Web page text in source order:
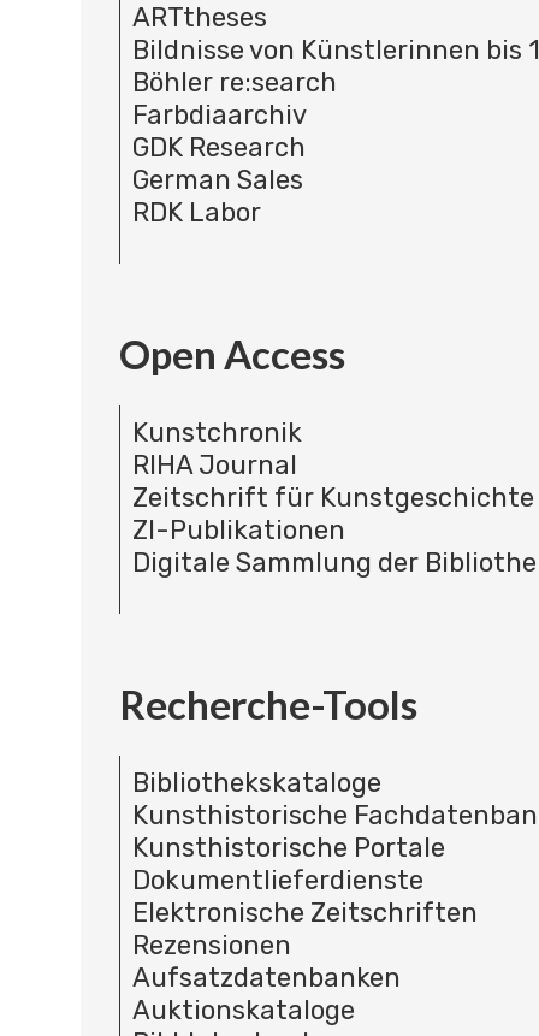
ARTtheses
Bildnisse von Künstlerinnen bis
Böhler re:search
Farbdiaarchiv
GDK Research
German Sales
RDK Labor
Open Access
Kunstchronik
RIHA Journal
Zeitschrift für Kunstgeschichte
ZI-Publikationen
Digitale Sammlung der
Recherche-Tools
Bibliothekskataloge
Kunsthistorische
Kunsthistorische Portale
Dokumentlieferdienste
Elektronische Zeitschriften
Rezensionen
Aufsatzdatenbanken
Auktionskataloge